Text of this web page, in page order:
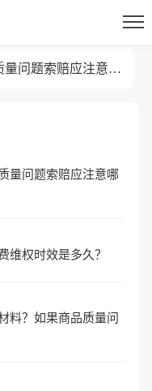
？如果商品质量问
问题索赔应注意哪
问题索赔应注意哪
量问题索赔应注意哪
维权时效是多久？
料？如果商品质量问